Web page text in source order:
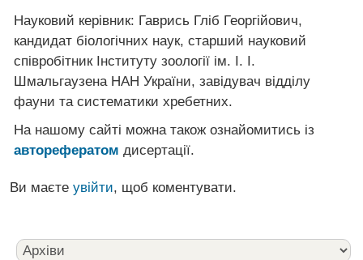
Науковий керівник: Гаврись Гліб Георгійович,
кандидат біологічних наук, старший науковий
співробітник Інституту зоології ім. І. І.
Шмальгаузена НАН України, завідувач відділу
фауни та систематики хребетних.
На нашому сайті можна також ознайомитись із
авторефератом дисертації.
Ви маєте увійти, щоб коментувати.